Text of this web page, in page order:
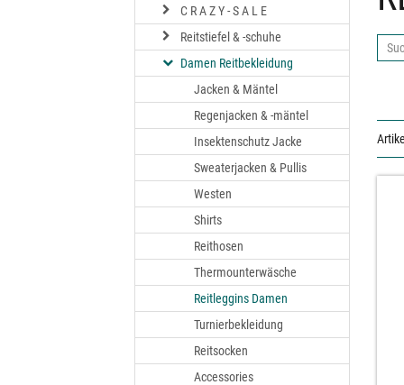
C R A Z Y - S A L E
Reitstiefel & -schuhe
Damen Reitbekleidung
Jacken & Mäntel
Regenjacken & -mäntel
Insektenschutz Jacke
Sweaterjacken & Pullis
Westen
Shirts
Reithosen
Thermounterwäsche
Reitleggins Damen
Turnierbekleidung
Reitsocken
Accessories